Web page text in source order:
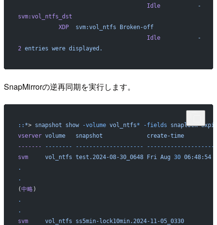
                                      Idle
           -
svm:vol_ntfs_dst
            XDP
  svm:vol_ntfs
Broken-off
                                      Idle
           -
2 entries were displayed.
SnapMirrorの逆再同期を実行します。
:: *> snapshot show -volume vol_ntfs* -fields snaplock-
vserver volume
   snapshot
             create-time
------- -------- --------------------
svm
     vol_ntfs
test.2024-08-30_0648 Fri Aug 30 06:48:54
.
.
(中略)
.
.
svm
     vol_ntfs
ss5min-lock10min.2024-11-05_0330